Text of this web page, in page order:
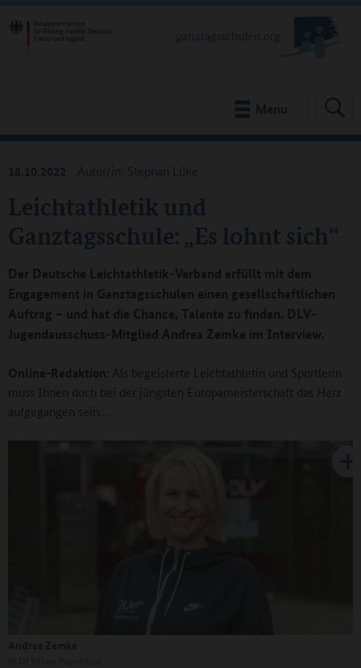
Menu
Leichtathletik und
Ganztagsschule: „Es lohnt sich“
18.10.2022 Autor/in: Stephan Lüke
Der Deutsche Leichtathletik-Verband erfüllt mit dem
Engagement in Ganztagsschulen einen gesellschaftlichen
Auftrag – und hat die Chance, Talente zu finden. DLV-
Jugendausschuss-Mitglied Andrea Zemke im Interview.
Online-Redaktion: Als begeisterte Leichtathletin und Sportlerin
muss Ihnen doch bei der jüngsten Europameisterschaft das Herz
aufgegangen sein…